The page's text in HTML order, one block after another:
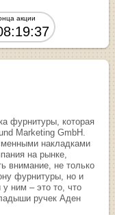
акции
фурнитуры, которая
Marketing GmbH.
накладками
на рынке,
внимание, не только
фурнитуры, но и
ним – это то, что
ручек Аден